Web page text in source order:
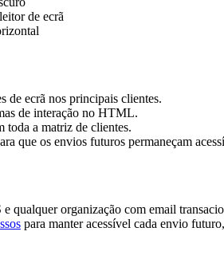
de ecrã
de ecrã nos principais clientes.
de interação no HTML.
a matriz de clientes.
que os envios futuros permaneçam
organização com email
para manter acessível cada envio